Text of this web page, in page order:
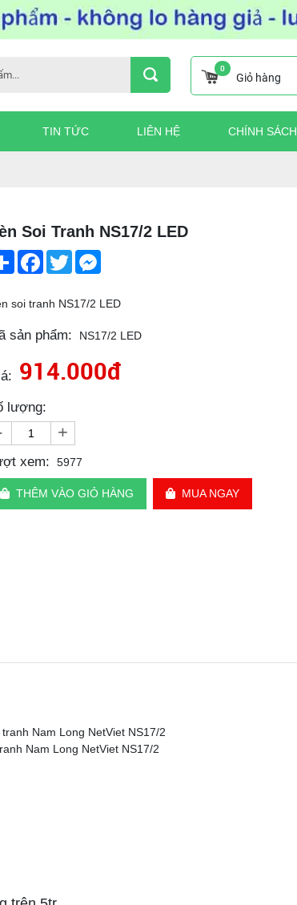
0
Giỏ hàng
TIN TỨC LIÊN HỆ CHÍNH SÁCH
Soi Tranh NS17/2 LED
ShareFacebook
TwitterMessenger
soi tranh NS17/2 LED
sản phẩm: NS17/2 LED
914.000đ
lượng:
+
xem: 5977
THÊM VÀO GIỎ HÀNG MUA NGAY
Nam Long NetViet NS17/2